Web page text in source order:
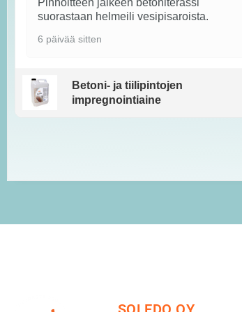
Pinnoitteen jälkeen betoniterassi
suorastaan helmeili vesipisaroista.
6 päivää sitten
Betoni- ja tiilipintojen
impregnointiaine